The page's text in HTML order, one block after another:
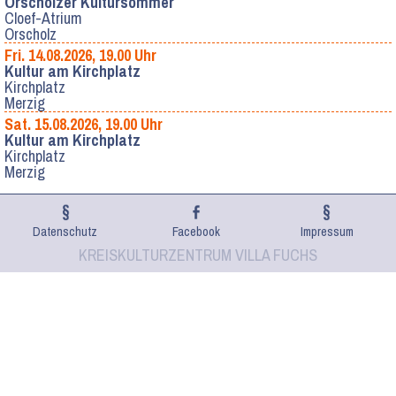
Cloef-Atrium
Orscholz
Fri. 14.08.2026, 19.00 Uhr
Kultur am Kirchplatz
Kirchplatz
Merzig
Sat. 15.08.2026, 19.00 Uhr
Kultur am Kirchplatz
Kirchplatz
Merzig
Datenschutz Facebook Impressum
KREISKULTURZENTRUM VILLA FUCHS